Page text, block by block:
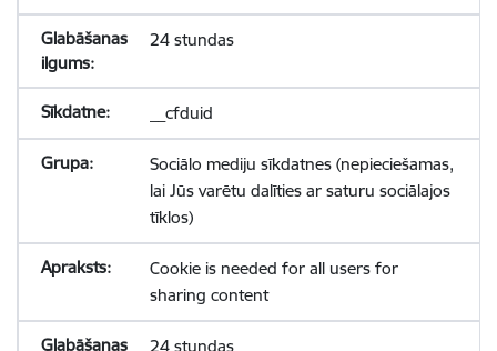
24 stundas
__cfduid
Sociālo mediju sīkdatnes (nepieciešamas,
lai Jūs varētu dalīties ar saturu sociālajos
tīklos)
Cookie is needed for all users for
sharing content
24 stundas